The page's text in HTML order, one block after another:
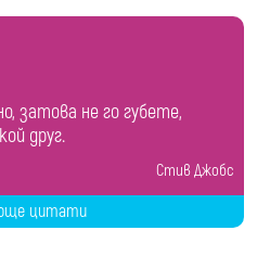
затова не го губете,
друг.
Стив Джобс
цитати